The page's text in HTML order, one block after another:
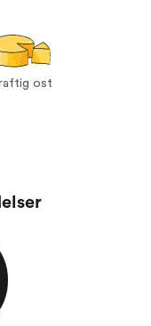
10°C
desserter
ost